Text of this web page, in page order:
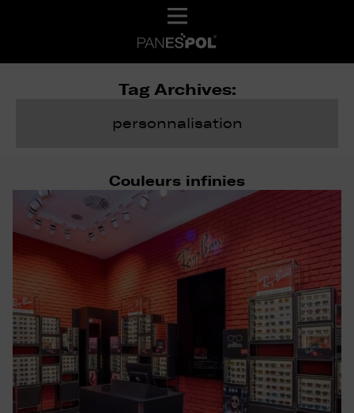
Tag Archives:
personnalisation
Couleurs infinies